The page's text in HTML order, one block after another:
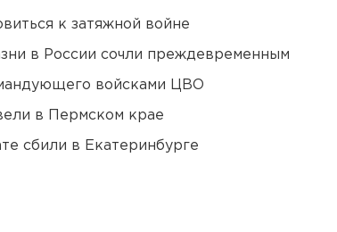
к затяжной войне
в России сочли преждевременным
войсками ЦВО
в Пермском крае
сбили в Екатеринбурге